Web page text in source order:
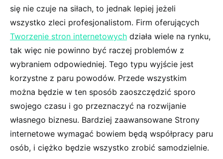
się nie czuje na siłach, to jednak lepiej jeżeli
wszystko zleci profesjonalistom. Firm oferujących
Tworzenie stron internetowych działa wiele na rynku,
tak więc nie powinno być raczej problemów z
wybraniem odpowiedniej. Tego typu wyjście jest
korzystne z paru powodów. Przede wszystkim
można będzie w ten sposób zaoszczędzić sporo
swojego czasu i go przeznaczyć na rozwijanie
własnego biznesu. Bardziej zaawansowane Strony
internetowe wymagać bowiem będą współpracy paru
osób, i ciężko będzie wszystko zrobić samodzielnie.